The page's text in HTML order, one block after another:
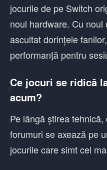
jocurile de pe Switch
noul hardware. Cu
ascultat dorințele
performanță pentru
Ce jocuri se ridică
acum?
Pe lângă știrea
forumuri se axează pe
jocurile care simt cel